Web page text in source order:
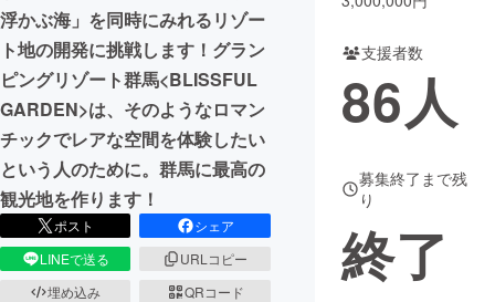
浮かぶ海」を同時にみれるリゾー
ト地の開発に挑戦します！グラン
ピングリゾート群馬<BLISSFUL
GARDEN>は、そのようなロマン
チックでレアな空間を体験したい
という人のために。群馬に最高の
観光地を作ります！
ポスト
シェア
LINEで送る
URLコピー
埋め込み
QRコード
支援者数
86人
募集終了まで残
り
終了